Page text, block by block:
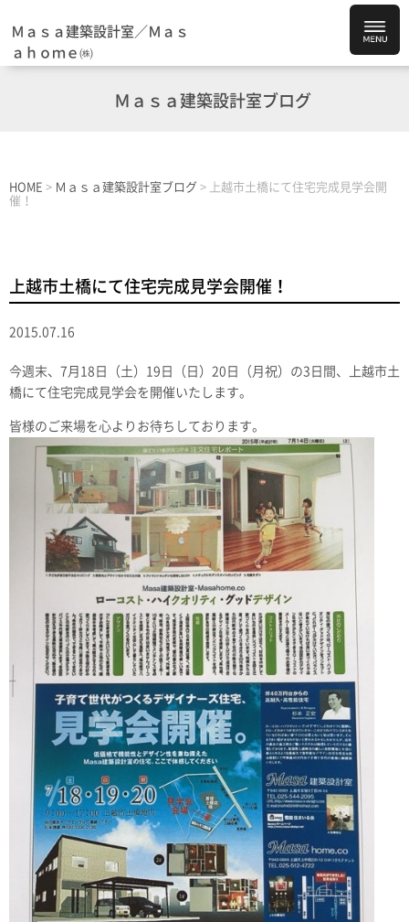
Ｍａｓａ建築設計室／Ｍａｓ
ａｈｏｍｅ㈱
Ｍａｓａ建築設計室ブログ
HOME > Ｍａｓａ建築設計室ブログ >
上越市土橋にて住宅完成見学会開
催！
上越市土橋にて住宅完成見学会開催！
2015.07.16
今週末、7月18日（土）19日（日）20日（月祝）の3日間、上越市土
橋にて住宅完成見学会を開催いたします。
皆様のご来場を心よりお待ちしております。